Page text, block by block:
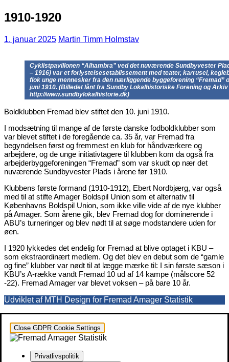
1910-1920
1. januar 2025 Martin Timm Holmstav
Cyklistpavillonen “Alhambra” ved det nuværende Sundbyvester
– 1916) var et forlystelsesetablissement med teater, karrusel,
flok unge mennesker fra den nærliggende byggeforening “Fremad”
juni 1910. (Billedet lånt fra Sundby Lokalhistoriske Forening og Arkiv
http://www.sundbylokalhistorie.dk)
Boldklubben Fremad blev stiftet den 10. juni 1910.
I modsætning til mange af de første danske fodboldklubber som
var blevet stiftet i de foregående ca. 35 år, var Fremad fra
begyndelsen først og fremmest en klub for håndværkere og
arbejdere, og de unge initiativtagere til klubben kom da også fra
arbejderbyggeforeningen “Fremad” som var skudt op nær det
nuværende Sundbyvester Plads i årene før 1910.
Klubbens første formand (1910-1912), Ebert Nordbjærg, var også
med til at stifte Amager Boldspil Union som et alternativ til
Københavns Boldspil Union, som ikke ville vide af de nye klubber
på Amager. Som årene gik, blev Fremad dog for dominerende i
ABU’s turneringer og blev nødt til at søge modstandere uden for
øen.
I 1920 lykkedes det endelig for Fremad at blive optaget i KBU –
som ekstraordinært medlem. Og det blev en debut som de “gamle
og fine” klubber var nødt til at lægge mærke til: I sin første sæson i
KBU’s A-række vandt Fremad 10 ud af 14 kampe (målscore 52
-22). Fremad Amager var blevet voksen – på bare 10 år.
Udviklet af MTH Design for Fremad Amager Statistik
Close GDPR Cookie Settings
Privatlivspolitik